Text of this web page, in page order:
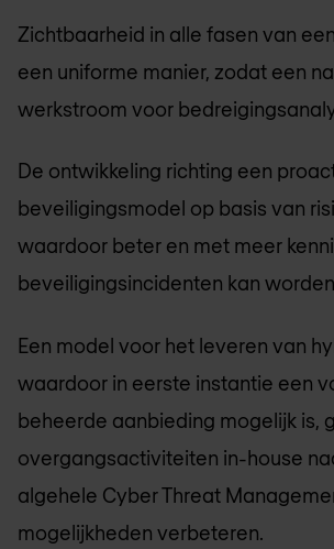
Zichtbaarheid in alle fasen van
een uniforme manier, zodat een
werkstroom voor
De ontwikkeling richting een
beveiligingsmodel op basis van
waardoor beter en met meer
beveiligingsincidenten kan
Een model voor het leveren van
waardoor in eerste instantie een
beheerde aanbieding mogelijk is,
overgangsactiviteiten in-house
algehele Cyber Threat
mogelijkheden verbeteren.